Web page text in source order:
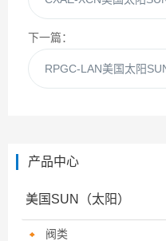
下一篇：
RPGC-LAN美国太阳
产品中心
美国SUN（太阳）
阀类